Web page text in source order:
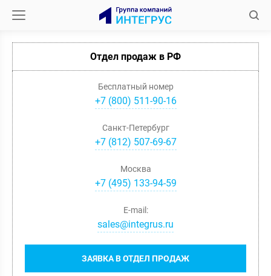
Отдел продаж в РФ
Бесплатный номер
+7 (800) 511-90-16
Санкт-Петербург
+7(812) 507-69-67
Москва
+7(495) 133-94-59
ЗАЯВКА В ОТДЕЛ ПРОДАЖ
E-mail:
sales@integrus.ru